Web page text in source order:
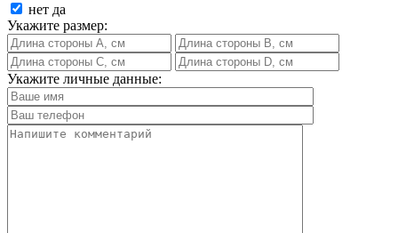
нет да
Укажите размер:
Укажите личные данные: